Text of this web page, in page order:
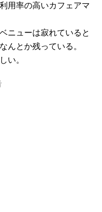
用率の高いカフェアマ
ニューは寂れていると
んとか残っている。
い。